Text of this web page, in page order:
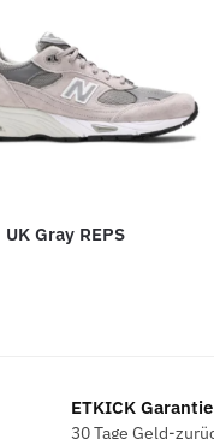
Gray REPS
ETKICK Garantie
30 Tage Geld-